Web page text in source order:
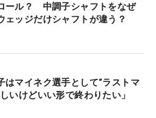
ール？ 中調子シャフトをなぜ
ッジだけシャフトが違う？
はマイネク選手として“ラストマ
いけどいい形で終わりたい」